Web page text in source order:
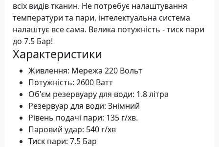
всіх видів тканин. Не потребує налаштування
температури та пари, інтелектуальна система
налаштує все сама. Велика потужність - тиск пари
до 7.5 Бар!
Характеристики
Живлення: Мережа 220 Вольт
Потужність: 2600 Ватт
Об'єм резервуару для води: 1.8 літра
Резервуар для води: Знімний
Рівень подачі пари: 135 г/хв.
Паровий удар: 540 г/хв
Тиск пари: 7.5 Бар